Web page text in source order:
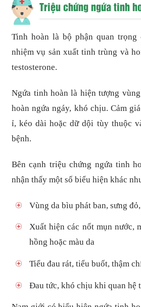
Triệu chứng ngứa tinh
Tinh hoàn là bộ phận quan
nhiệm vụ sản xuất tinh trùng và
testosterone.
Ngứa tinh hoàn là hiện tượng
hoàn ngứa ngáy, khó chịu. Cảm
ỉ, kéo dài hoặc dữ dội tùy thuộc
bệnh.
Bên cạnh triệu chứng ngứa tinh
nhận thấy một số biểu hiện khác
Vùng da bìu phát ban, sưng
Xuất hiện các nốt mụn nước,
hồng hoặc màu da
Tiểu đau rát, tiểu buốt, thậm
Đau tức, khó chịu khi quan hệ